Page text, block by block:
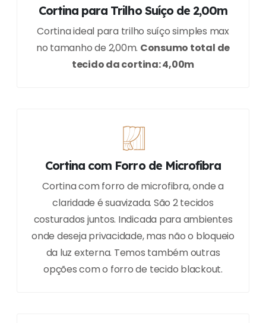
Cortina para Trilho Suíço de 2,00m
Cortina ideal para trilho suíço simples max
no tamanho de 2,00m. Consumo total de
tecido da cortina: 4,00m
Cortina com Forro de Microfibra
Cortina com forro de microfibra, onde a
claridade é suavizada. São 2 tecidos
costurados juntos. Indicada para ambientes
onde deseja privacidade, mas não o bloqueio
da luz externa. Temos também outras
opções com o forro de tecido blackout.